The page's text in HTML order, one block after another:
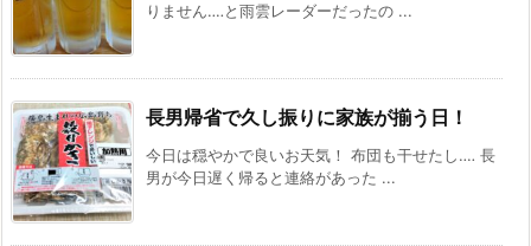
りません‥‥と雨雲レーダーだったの ...
長男帰省で久し振りに家族が揃う日！
今日は穏やかで良いお天気！ 布団も干せたし‥‥ 長
男が今日遅く帰ると連絡があった ...